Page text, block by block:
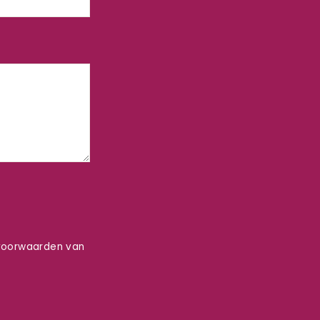
van